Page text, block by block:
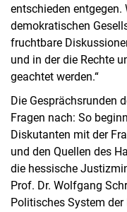
entschieden entgegen.
demokratischen
fruchtbare
und in der die Rechte
geachtet werden.“
Die Gesprächsrunden
Fragen nach: So
Diskutanten mit der
und den Quellen des
die hessische
Prof. Dr. Wolfgang
Politisches System